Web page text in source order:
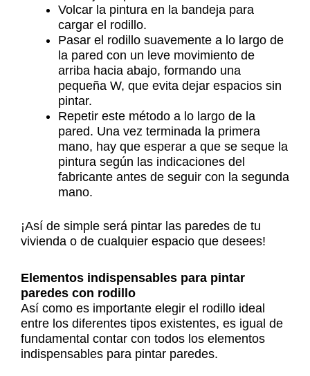
Volcar la pintura en la bandeja para
cargar el rodillo.
Pasar el rodillo suavemente a lo largo de
la pared con un leve movimiento de
arriba hacia abajo, formando una
pequeña W, que evita dejar espacios sin
pintar.
Repetir este método a lo largo de la
pared. Una vez terminada la primera
mano, hay que esperar a que se seque la
pintura según las indicaciones del
fabricante antes de seguir con la segunda
mano.
¡Así de simple será pintar las paredes de tu
vivienda o de cualquier espacio que desees!
Elementos indispensables para pintar
paredes con rodillo
Así como es importante elegir el rodillo ideal
entre los diferentes tipos existentes, es igual de
fundamental contar con todos los elementos
indispensables para pintar paredes.